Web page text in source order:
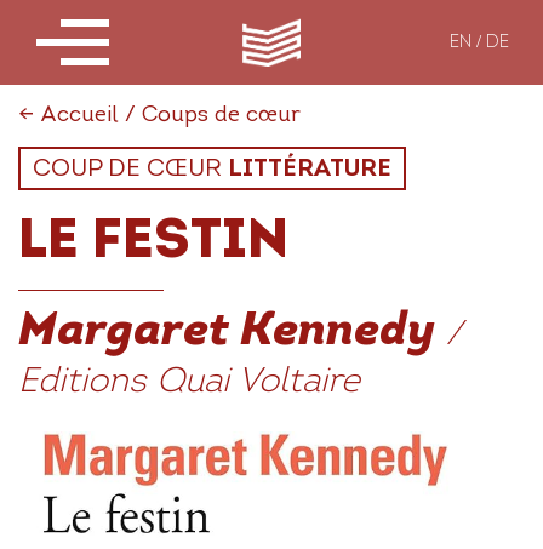
EN DE
← Accueil / Coups de cœur
COUP DE CŒUR LITTÉRATURE
LE FESTIN
Margaret Kennedy /
Editions Quai Voltaire